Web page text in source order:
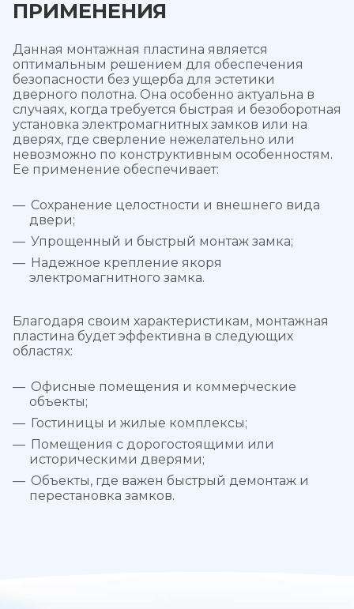
ПРИМЕНЕНИЯ
Данная монтажная пластина является
оптимальным решением для обеспечения
безопасности без ущерба для эстетики
дверного полотна. Она особенно актуальна в
случаях, когда требуется быстрая и безоборотная
установка электромагнитных замков или на
дверях, где сверление нежелательно или
невозможно по конструктивным особенностям.
Ее применение обеспечивает:
Сохранение целостности и внешнего вида
двери;
Упрощенный и быстрый монтаж замка;
Надежное крепление якоря
электромагнитного замка.
Благодаря своим характеристикам, монтажная
пластина будет эффективна в следующих
областях:
Офисные помещения и коммерческие
объекты;
Гостиницы и жилые комплексы;
Помещения с дорогостоящими или
историческими дверями;
Объекты, где важен быстрый демонтаж и
перестановка замков.